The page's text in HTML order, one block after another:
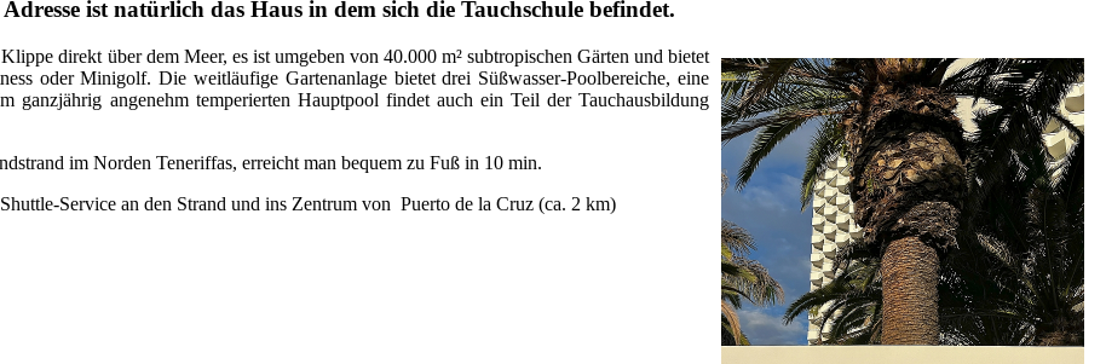
Adresse ist natürlich das Haus in dem sich die Tauchschule befindet.
direkt über dem Meer, es ist umgeben von 40.000 m² subtropischen Gärten und bietet
oder Minigolf. Die weitläufige Gartenanlage bietet drei Süßwasser-Poolbereiche, eine
ganzjährig angenehm temperierten Hauptpool findet auch ein Teil der Tauchausbildung
im Norden Teneriffas, erreicht man bequem zu Fuß in 10 min.
Service an den Strand und ins Zentrum von Puerto de la Cruz (ca. 2 km)